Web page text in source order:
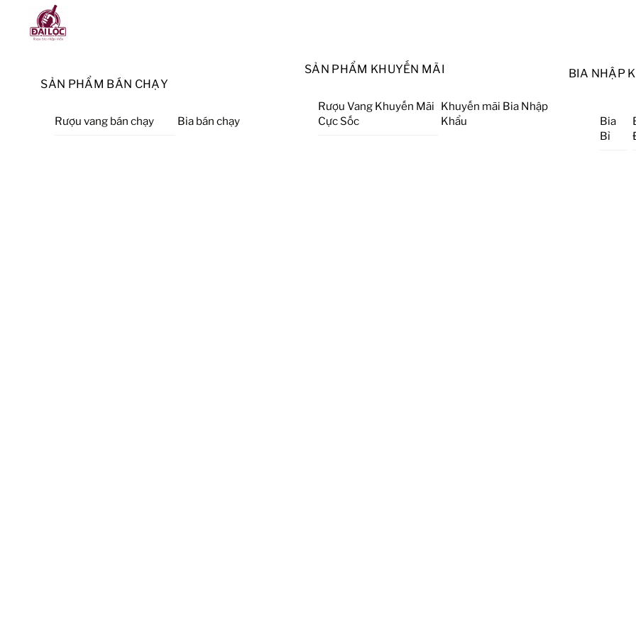
Menu
SẢN PHẨM BÁN CHẠY
Rượu vang bán chạy Bia bán chạy
SẢN PHẨM KHUYẾN MÃI
Rượu Vang Khuyến Mãi
Cực Sốc
Khuyến mãi Bia Nhập
Khẩu
BIA NHẬP
Bia
Bỉ